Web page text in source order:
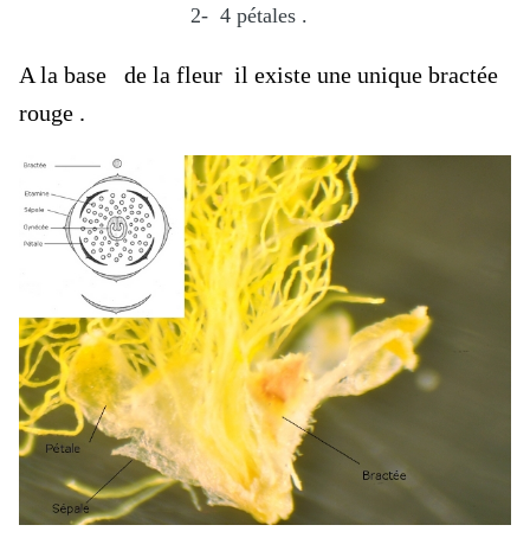
2- 4 pétales .
A la base de la fleur il existe une unique bractée
rouge .